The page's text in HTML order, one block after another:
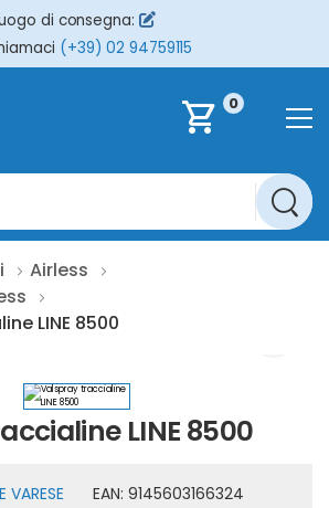
di consegna:
(+39) 02 94759115
shopping_cart 0
Airless
LINE 8500
LINE 8500
VARESE
EAN: 9145603166324